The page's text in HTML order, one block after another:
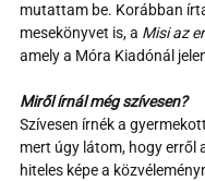
mutattam be. Korábban
mesekönyvet is, a Misi az
amely a Móra Kiadónál
Miről írnál még szívesen?
Szívesen írnék a
mert úgy látom, hogy erről
hiteles képe a